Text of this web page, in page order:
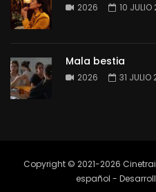
2026 10 JULIO
Mala bestia
2026 31 JULIO
Copyright © 2021-2026
español -